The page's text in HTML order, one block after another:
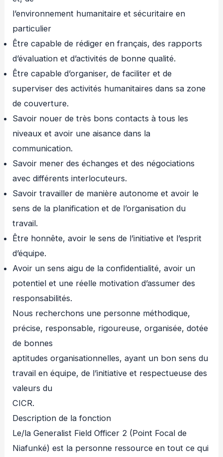
l’environnement humanitaire et sécuritaire en
particulier
Être capable de rédiger en français, des rapports
d’évaluation et d’activités de bonne qualité.
Être capable d’organiser, de faciliter et de
superviser des activités humanitaires dans sa zone
de couverture.
Savoir nouer de très bons contacts à tous les
niveaux et avoir une aisance dans la
communication.
Savoir mener des échanges et des négociations
avec différents interlocuteurs.
Savoir travailler de manière autonome et avoir le
sens de la planification et de l’organisation du
travail.
Être honnête, avoir le sens de l’initiative et l’esprit
d’équipe.
Avoir un sens aigu de la confidentialité, avoir un
potentiel et une réelle motivation d’assumer des
responsabilités.
Nous recherchons une personne méthodique,
précise, responsable, rigoureuse, organisée, dotée
de bonnes
aptitudes organisationnelles, ayant un bon sens du
travail en équipe, de l’initiative et respectueuse des
valeurs du
CICR.
Description de la fonction
Le/la Generalist Field Officer 2 (Point Focal de
Niafunké) est la personne ressource en tout ce qui